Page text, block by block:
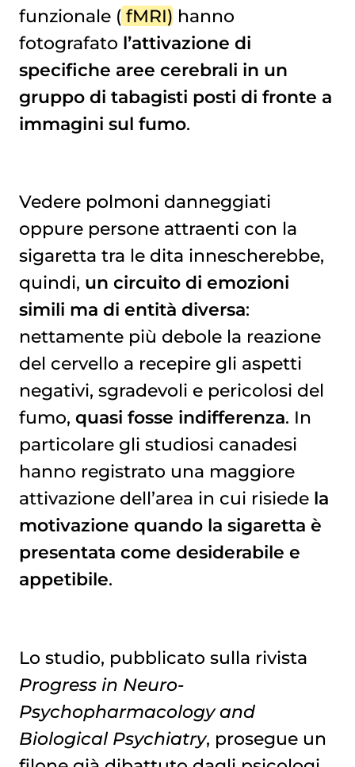
funzionale ( fMRI) hanno
fotografato l’attivazione di
specifiche aree cerebrali in un
gruppo di tabagisti posti di fronte a
immagini sul fumo.
Vedere polmoni danneggiati
oppure persone attraenti con la
sigaretta tra le dita innescherebbe,
quindi, un circuito di emozioni
simili ma di entità diversa:
nettamente più debole la reazione
del cervello a recepire gli aspetti
negativi, sgradevoli e pericolosi del
fumo, quasi fosse indifferenza. In
particolare gli studiosi canadesi
hanno registrato una maggiore
attivazione dell’area in cui risiede la
motivazione quando la sigaretta è
presentata come desiderabile e
appetibile.
Lo studio, pubblicato sulla rivista
Progress in Neuro-
Psychopharmacology and
Biological Psychiatry, prosegue un